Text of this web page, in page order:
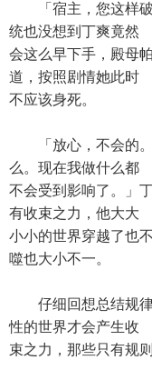
「宿主，您这样破
统也没想到丁爽竟然
会这么早下手，殿母
道，按照剧情她此时
不应该身死。
「放心，不会的。
么。现在我做什么都
不会受到影响了。」
有收束之力，他大大
小小的世界穿越了也
噬也大小不一。
仔细回想总结规律
性的世界才会产生收
束之力，那些只有规